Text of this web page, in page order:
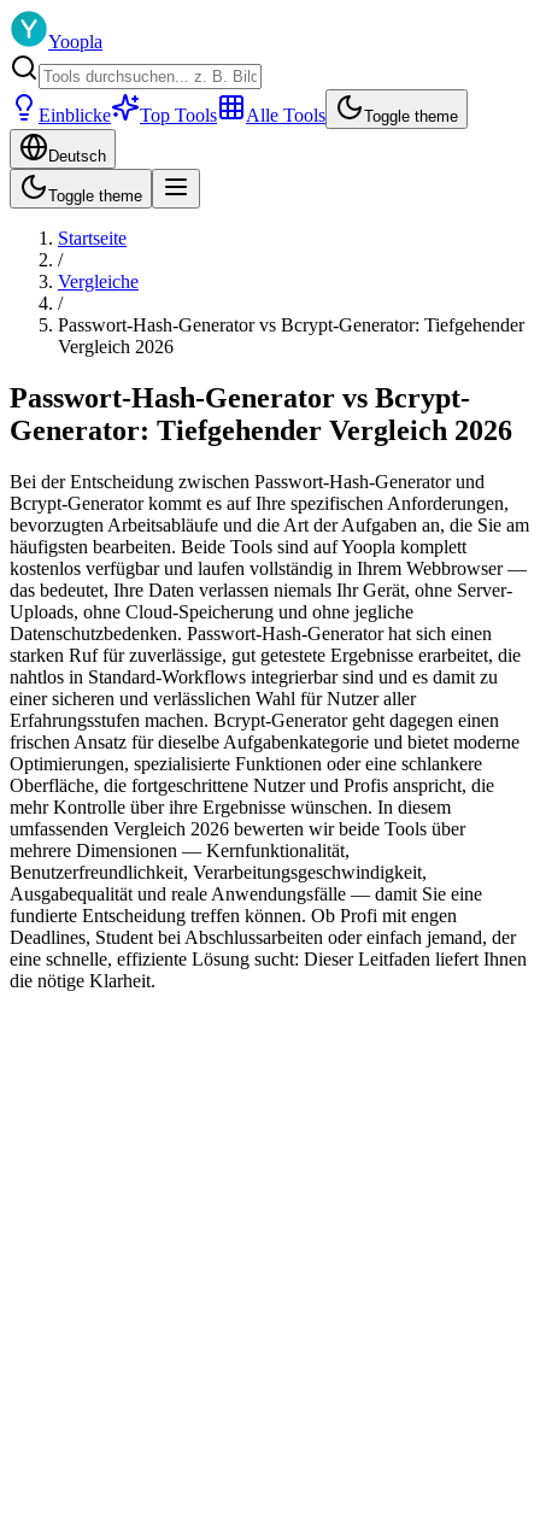
Yoopla
Einblicke Top Tools Alle Tools Toggle theme
Deutsch
Toggle theme
Startseite
/
Vergleiche
/
Passwort-Hash-Generator vs Bcrypt-Generator: Tiefgehender
Vergleich 2026
Passwort-Hash-Generator vs Bcrypt-
Generator: Tiefgehender Vergleich 2026
Bei der Entscheidung zwischen Passwort-Hash-Generator und
Bcrypt-Generator kommt es auf Ihre spezifischen Anforderungen,
bevorzugten Arbeitsabläufe und die Art der Aufgaben an, die Sie am
häufigsten bearbeiten. Beide Tools sind auf Yoopla komplett
kostenlos verfügbar und laufen vollständig in Ihrem Webbrowser —
das bedeutet, Ihre Daten verlassen niemals Ihr Gerät, ohne Server-
Uploads, ohne Cloud-Speicherung und ohne jegliche
Datenschutzbedenken. Passwort-Hash-Generator hat sich einen
starken Ruf für zuverlässige, gut getestete Ergebnisse erarbeitet, die
nahtlos in Standard-Workflows integrierbar sind und es damit zu
einer sicheren und verlässlichen Wahl für Nutzer aller
Erfahrungsstufen machen. Bcrypt-Generator geht dagegen einen
frischen Ansatz für dieselbe Aufgabenkategorie und bietet moderne
Optimierungen, spezialisierte Funktionen oder eine schlankere
Oberfläche, die fortgeschrittene Nutzer und Profis anspricht, die
mehr Kontrolle über ihre Ergebnisse wünschen. In diesem
umfassenden Vergleich 2026 bewerten wir beide Tools über
mehrere Dimensionen — Kernfunktionalität,
Benutzerfreundlichkeit, Verarbeitungsgeschwindigkeit,
Ausgabequalität und reale Anwendungsfälle — damit Sie eine
fundierte Entscheidung treffen können. Ob Profi mit engen
Deadlines, Student bei Abschlussarbeiten oder einfach jemand, der
eine schnelle, effiziente Lösung sucht: Dieser Leitfaden liefert Ihnen
die nötige Klarheit.